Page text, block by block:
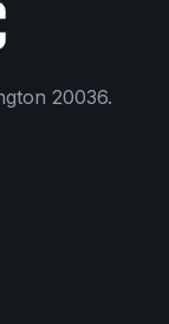
20036.